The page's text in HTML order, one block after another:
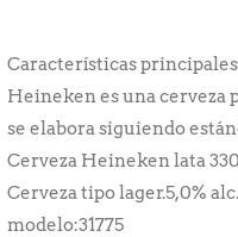
Características
Heineken es una cerveza
se elabora siguiendo
Cerveza Heineken lata
Cerveza tipo lager.5,0%
modelo:31775